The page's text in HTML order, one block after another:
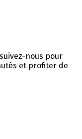
nous pour
et profiter de